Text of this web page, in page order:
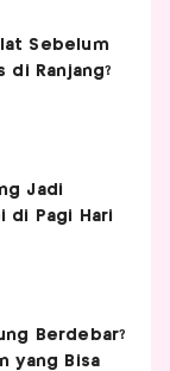
Sebelum
di Ranjang?
Jadi
di Pagi Hari
Berdebar?
yang Bisa